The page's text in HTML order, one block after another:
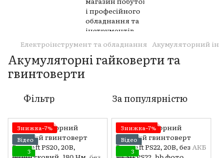
Електроінструмент та обладнання Акумуляторний
Акумуляторні гайковерти та
гвинтоверти
Фільтр За популярністю
Знижка−7%
Відео
3
Знижка−7%
Відео
3